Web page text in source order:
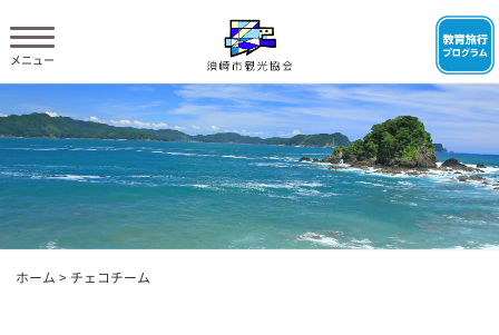
ホーム > チェコチーム